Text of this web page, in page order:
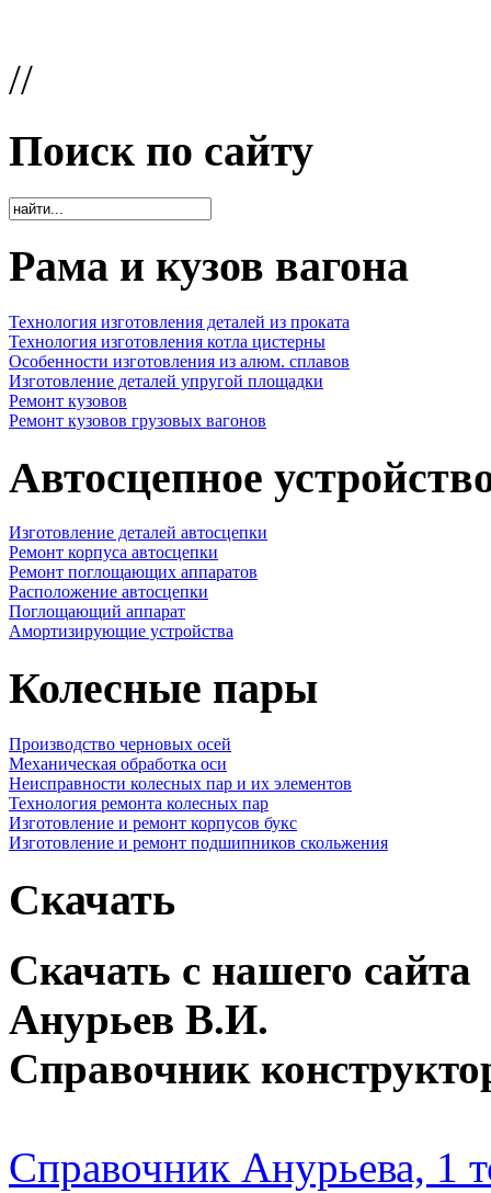
//
Поиск по сайту
Рама и кузов вагона
Технология изготовления деталей из проката
Технология изготовления котла цистерны
Особенности изготовления из алюм. сплавов
Изготовление деталей упругой площадки
Ремонт кузовов
Ремонт кузовов грузовых вагонов
Автосцепное
Изготовление деталей автосцепки
Ремонт корпуса автосцепки
Ремонт поглощающих аппаратов
Расположение автосцепки
Поглощающий аппарат
Амортизирующие устройства
Колесные пары
Производство черновых осей
Механическая обработка оси
Неисправности колесных пар и их элементов
Технология ремонта колесных пар
Изготовление и ремонт корпусов букс
Изготовление и ремонт подшипников скольжения
Скачать
Скачать с нашего сайта
Анурьев В.И.
Справочник
Справочник Анурьева, 1